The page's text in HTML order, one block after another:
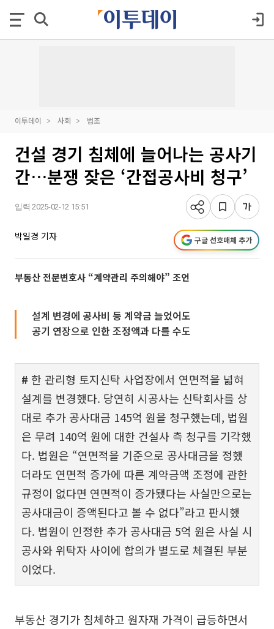
이투데이 사회 법조
건설 경기 침체에 늘어나는 공사기
간…분쟁 잦은 ‘간접공사비 청구’
입력 2025-02-12 15:51
박일경 기자 구글 선호매체 추가
부동산 전문변호사 “계약관리 주의해야” 조언
설계 변경에 공사비 등 계약금 늘었어도
공기 연장으로 인한 조정액과 다를 수도
# 한 관리형 토지신탁 사업장에서 연면적을 넓혀
설계를 변경했다. 당연히 시공사는 신탁회사를 상
대로 추가 공사대금 145억 원을 청구했는데, 법원
은 무려 140억 원에 대한 건설사 측 청구를 기각했
다. 법원은 “연면적을 기준으로 공사대금을 정했
더라도 연면적 증가에 따른 계약금액 조정에 관한
규정이 없다면 연면적이 증가됐다는 사실만으로는
공사대금이 증액된다고 볼 수 없다”라고 판시했
다. 법원이 인정한 추가 공사대금 5억 원은 사실 시
공사와 위탁자 사이에 합의가 별도로 체결된 부분
이었다.
부동산 경기가 침체하고 원자재 가격이 급등하면서